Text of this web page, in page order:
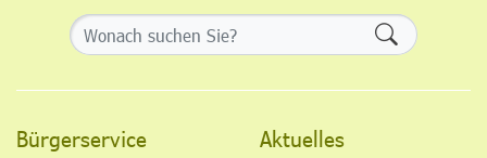
Bürgerservice Aktuelles